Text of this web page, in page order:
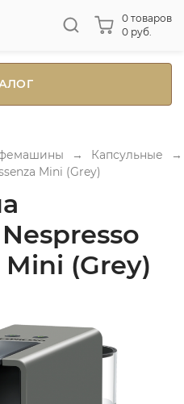
0 товаров
0 руб.
→ Капсульные
→
Mini (Grey)
Mini (Grey)